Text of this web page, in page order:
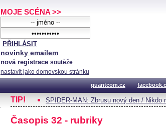
MOJE SCÉNA >>
PŘIHLÁSIT
novinky emailem
nová registrace soutěže
nastavit jako domovskou stránku
quantcom.cz
TIP! SPIDER-MAN: Zbrusu nový den / Nikdo
Časopis 32 - rubriky